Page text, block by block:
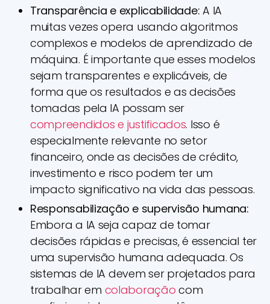
Transparência e explicabilidade: A IA
muitas vezes opera usando algoritmos
complexos e modelos de aprendizado de
máquina. É importante que esses modelos
sejam transparentes e explicáveis, de
forma que os resultados e as decisões
tomadas pela IA possam ser
compreendidos e justificados. Isso é
especialmente relevante no setor
financeiro, onde as decisões de crédito,
investimento e risco podem ter um
impacto significativo na vida das pessoas.
Responsabilização e supervisão humana:
Embora a IA seja capaz de tomar
decisões rápidas e precisas, é essencial ter
uma supervisão humana adequada. Os
sistemas de IA devem ser projetados para
trabalhar em colaboraçãocom